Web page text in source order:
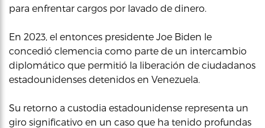
para enfrentar cargos por lavado de dinero.
En 2023, el entonces presidente Joe Biden le
concedió clemencia como parte de un intercambio
diplomático que permitió la liberación de ciudadanos
estadounidenses detenidos en Venezuela.
Su retorno a custodia estadounidense representa un
giro significativo en un caso que ha tenido profundas